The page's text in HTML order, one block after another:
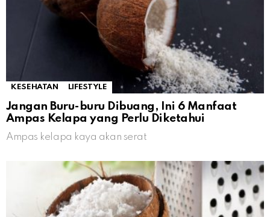
KESEHATAN LIFESTYLE
Jangan Buru-buru Dibuang, Ini 6 Manfaat
Ampas Kelapa yang Perlu Diketahui
Ampas kelapa kaya akan serat